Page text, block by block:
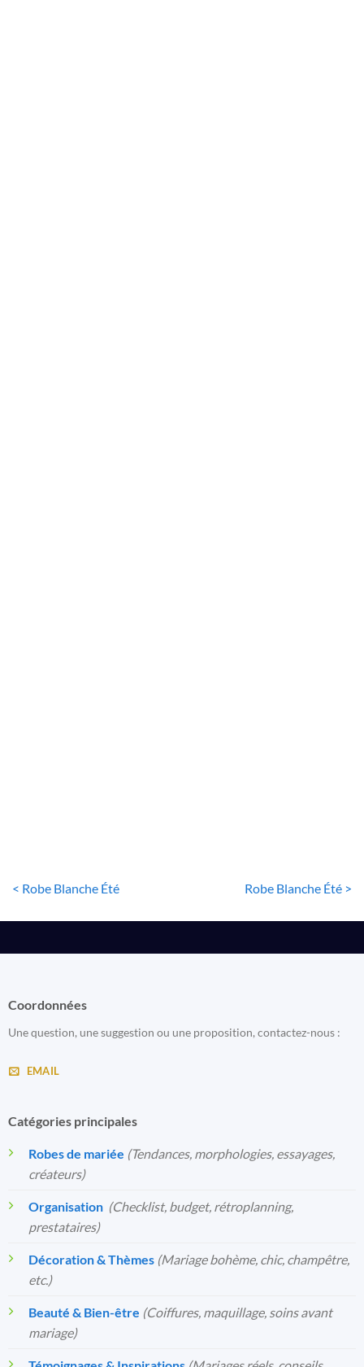
< Robe Blanche Été Robe Blanche Été >
Coordonnées
Une question, une suggestion ou une proposition, contactez-nous :
EMAIL
Catégories principales
Robes de mariée (Tendances, morphologies, essayages,
créateurs)
Organisation️ (Checklist, budget, rétroplanning,
prestataires)
Décoration & Thèmes (Mariage bohème, chic, champêtre,
etc.)
Beauté & Bien-être (Coiffures, maquillage, soins avant
mariage)